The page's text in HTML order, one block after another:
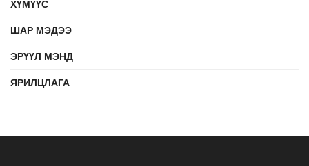
ХҮМҮҮС
ШАР МЭДЭЭ
ЭРҮҮЛ МЭНД
ЯРИЛЦЛАГА